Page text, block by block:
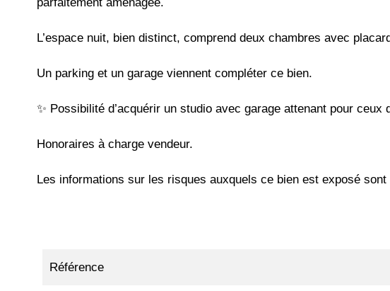
L’espace nuit, bien distinct, comprend deux chambres avec
Un parking et un garage viennent compléter ce bien.
✨ Possibilité d’acquérir un studio avec garage attenant pour ceux
Honoraires à charge vendeur.
Les informations sur les risques auxquels ce bien est exposé
Référence